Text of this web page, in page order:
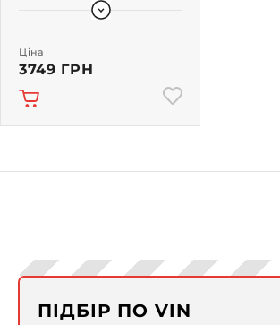
Ціна
3749 ГРН
ПІДБІР ПО VIN